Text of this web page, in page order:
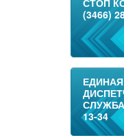
СТОП
(3466)
СЛУЖБА
13-34